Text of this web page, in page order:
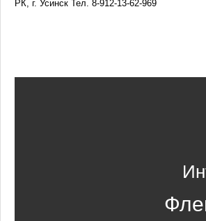
РК, г. Усинск Тел. 8-912-13-62-969